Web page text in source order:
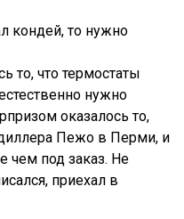
кондей, то нужно
то, что термостаты
нужно
оказалось то,
Пежо в Перми, и
чем под заказ. Не
приехал в